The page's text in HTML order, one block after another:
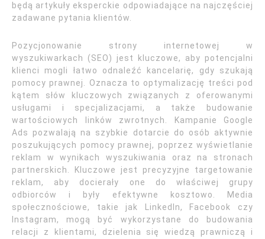
będą artykuły eksperckie odpowiadające na najczęściej
zadawane pytania klientów.
Pozycjonowanie strony internetowej w
wyszukiwarkach (SEO) jest kluczowe, aby potencjalni
klienci mogli łatwo odnaleźć kancelarię, gdy szukają
pomocy prawnej. Oznacza to optymalizację treści pod
kątem słów kluczowych związanych z oferowanymi
usługami i specjalizacjami, a także budowanie
wartościowych linków zwrotnych. Kampanie Google
Ads pozwalają na szybkie dotarcie do osób aktywnie
poszukujących pomocy prawnej, poprzez wyświetlanie
reklam w wynikach wyszukiwania oraz na stronach
partnerskich. Kluczowe jest precyzyjne targetowanie
reklam, aby docierały one do właściwej grupy
odbiorców i były efektywne kosztowo. Media
społecznościowe, takie jak LinkedIn, Facebook czy
Instagram, mogą być wykorzystane do budowania
relacji z klientami, dzielenia się wiedzą prawniczą i